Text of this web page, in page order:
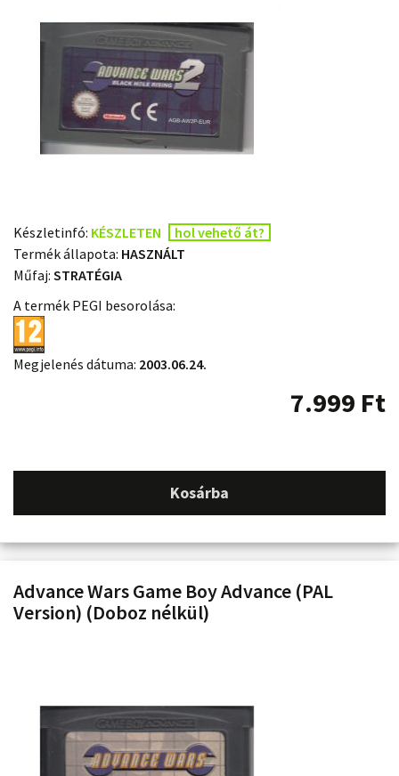
Készletinfó: KÉSZLETEN
hol vehető át?
Termék állapota: HASZNÁLT
Műfaj: STRATÉGIA
A termék PEGI besorolása:
Megjelenés dátuma: 2003.06.24.
7.999 Ft
Kosárba
Advance Wars Game Boy Advance (PAL
Version) (Doboz nélkül)